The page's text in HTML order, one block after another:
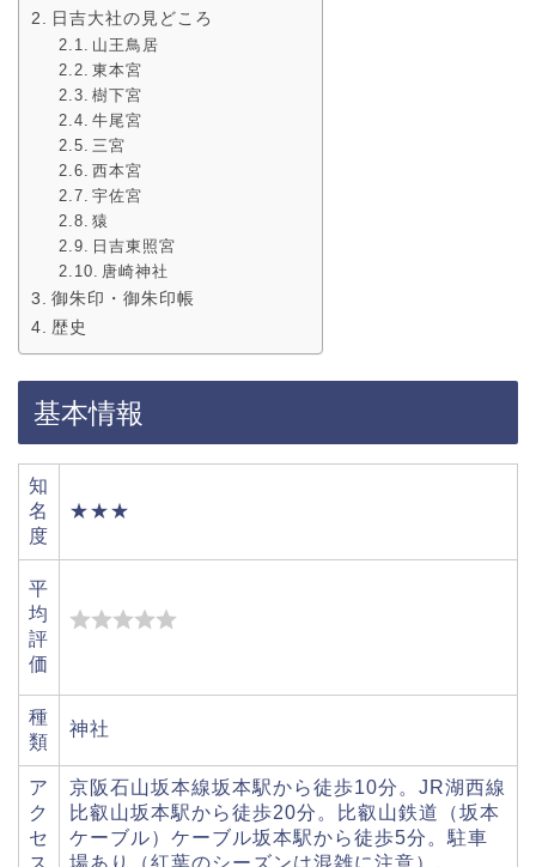
日吉大社の見どころ
山王鳥居
東本宮
樹下宮
牛尾宮
三宮
西本宮
宇佐宮
猿
日吉東照宮
唐崎神社
御朱印・御朱印帳
歴史
基本情報
知
名
度
★★★
平
均
評
価
種
類
神社
ア
ク
セ
京阪石山坂本線坂本駅から徒歩10分。JR湖西線
比叡山坂本駅から徒歩20分。比叡山鉄道（坂本
ケーブル）ケーブル坂本駅から徒歩5分。駐車